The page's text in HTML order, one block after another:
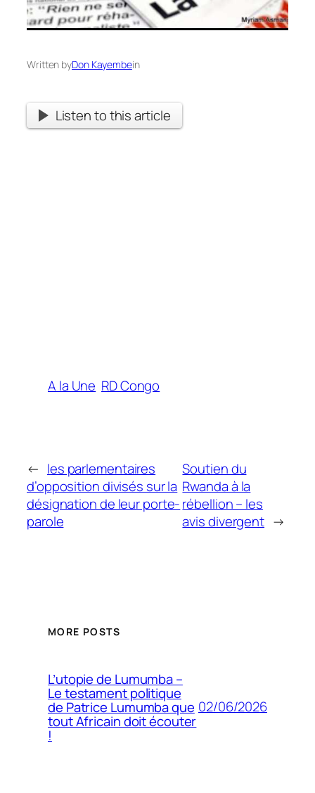
Written byDon Kayembein
Listen to this article
A la Une RD Congo
← les parlementaires
d’opposition divisés sur la
désignation de leur porte-
parole
Soutien du
Rwanda à la
rébellion – les
avis divergent →
MORE POSTS
L’utopie de Lumumba –
Le testament politique
de Patrice Lumumba que
tout Africain doit écouter
!
02/06/2026